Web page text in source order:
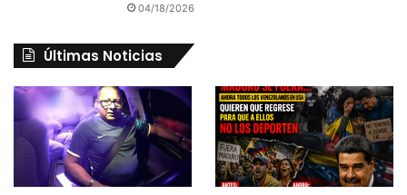
04/18/2026
Últimas Noticias